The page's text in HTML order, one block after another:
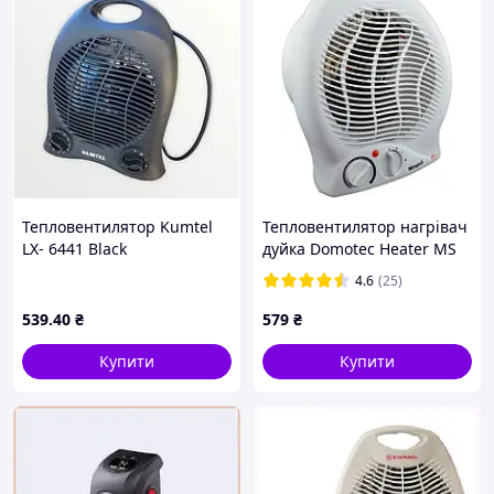
потрібне додаткове опалення.
Характеристики:
Потужність: 220-240 В, ~50 Гц
Кольори: сірий, бежевий
Індикатор мережі
Захист від перегрівання (автоматичне
вимкнення)
Автоматичний контроль температури
Підтримка заданого режиму
Три режими подавання повітря: холодний/
Двопозиційний перемикач нагрівання:
1000/2000 Вт
Обмін або повернення товару належної
якості
Згідно з законом України "Про захист прав
споживачів", Ви можете повернути або
обміняти куплений Вами товар упродовж 14
Тепловентилятор Kumtel
LX- 6441 Black
539.40 ₴
Купити
Тепловентилятор нагрівач
дуйка Domotec Heater MS
5902 D3-20254.6 (25)
579 ₴
Купити